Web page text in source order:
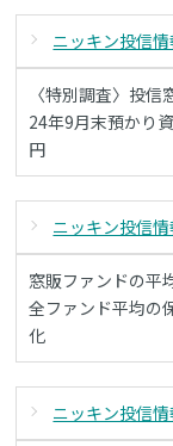
ニッキン投信
〈特別調査〉投信
24年9月末預かり
円
ニッキン投信
窓販ファンドの平
全ファンド平均の
化
ニッキン投信